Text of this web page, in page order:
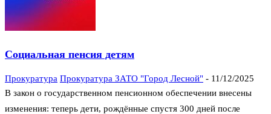
Социальная пенсия детям
Прокуратура Прокуратура ЗАТО "Город Лесной" - 11/12/2025
В закон о государственном пенсионном обеспечении внесены
изменения: теперь дети, рождённые спустя 300 дней после